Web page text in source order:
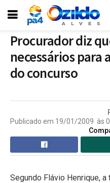
Procurador diz
necessários para
do concurso
Publicado em 19/01/2009 às
Segundo Flávio Henrique,